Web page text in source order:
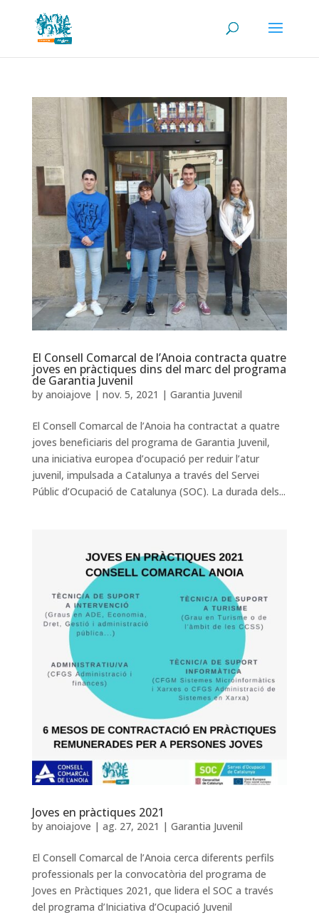
El Consell Comarcal de l’Anoia contracta quatre
joves en pràctiques dins del marc del programa
de Garantia Juvenil
by anoiajove | nov. 5, 2021 | Garantia Juvenil
El Consell Comarcal de l’Anoia ha contractat a quatre
joves beneficiaris del programa de Garantia Juvenil,
una iniciativa europea d’ocupació per reduir l’atur
juvenil, impulsada a Catalunya a través del Servei
Públic d’Ocupació de Catalunya (SOC). La durada dels...
Joves en pràctiques 2021
by anoiajove | ag. 27, 2021 | Garantia Juvenil
El Consell Comarcal de l’Anoia cerca diferents perfils
professionals per la convocatòria del programa de
Joves en Pràctiques 2021, que lidera el SOC a través
del programa d’Iniciativa d’Ocupació Juvenil